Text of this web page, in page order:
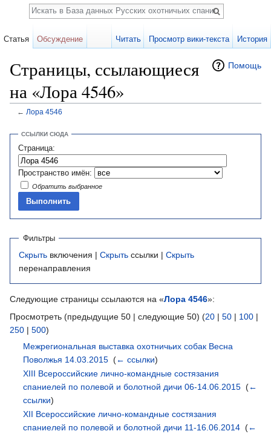
Помощь
Страницы, ссылающиеся
на «Лора 4546»
← Лора 4546
ССЫЛКИ СЮДА
Страница:
Пространство имён:
Обратить выбранное
Фильтры
Скрыть включения | Скрыть ссылки | Скрыть
перенаправления
Следующие страницы ссылаются на «Лора 4546»:
Просмотреть (предыдущие 50 | следующие 50) (20 | 50 | 100 |
250 | 500)
Межрегиональная выставка охотничьих собак Весна
Поволжья 14.03.2015 ‎(← ссылки)
XIII Всероссийские лично-командные состязания
спаниелей по полевой и болотной дичи 06-14.06.2015 ‎(←
ссылки)
XII Всероссийские лично-командные состязания
спаниелей по полевой и болотной дичи 11-16.06.2014 ‎(←
Статья Обсуждение Читать Просмотр вики-текста История
Поиск